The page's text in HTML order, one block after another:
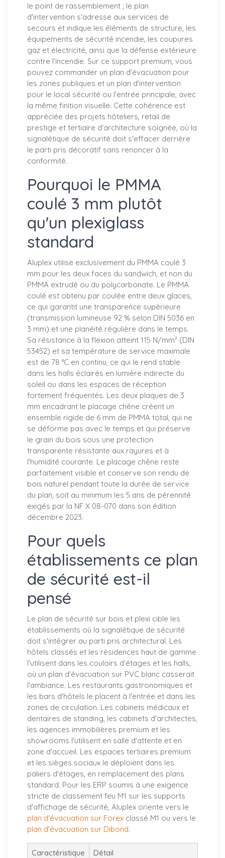
le point de rassemblement ; le plan
d'intervention s'adresse aux services de
secours et indique les éléments de structure, les
équipements de sécurité incendie, les coupures
gaz et électricité, ainsi que la défense extérieure
contre l'incendie. Sur ce support premium, vous
pouvez commander un plan d'évacuation pour
les zones publiques et un plan d'intervention
pour le local sécurité ou l'entrée principale, avec
la même finition visuelle. Cette cohérence est
appréciée des projets hôteliers, retail de
prestige et tertiaire d'architecture soignée, où la
signalétique de sécurité doit s'effacer derrière
le parti pris décoratif sans renoncer à la
conformité.
Pourquoi le PMMA
coulé 3 mm plutôt
qu'un plexiglass
standard
Aluplex utilise exclusivement du PMMA coulé 3
mm pour les deux faces du sandwich, et non du
PMMA extrudé ou du polycarbonate. Le PMMA
coulé est obtenu par coulée entre deux glaces,
ce qui garantit une transparence supérieure
(transmission lumineuse 92 % selon DIN 5036 en
3 mm) et une planéité régulière dans le temps.
Sa résistance à la flexion atteint 115 N/mm² (DIN
53452) et sa température de service maximale
est de 78 °C en continu, ce qui le rend stable
dans les halls éclairés en lumière indirecte du
soleil ou dans les espaces de réception
fortement fréquentés. Les deux plaques de 3
mm encadrant le placage chêne créent un
ensemble rigide de 6 mm de PMMA total, qui ne
se déforme pas avec le temps et qui préserve
le grain du bois sous une protection
transparente résistante aux rayures et à
l'humidité courante. Le placage chêne reste
parfaitement visible et conserve son rendu de
bois naturel pendant toute la durée de service
du plan, soit au minimum les 5 ans de pérennité
exigés par la NF X 08-070 dans son édition
décembre 2023.
Pour quels
établissements ce plan
de sécurité est-il
pensé
Le plan de sécurité sur bois et plexi cible les
établissements où la signalétique de sécurité
doit s'intégrer au parti pris architectural. Les
hôtels classés et les résidences haut de gamme
l'utilisent dans les couloirs d'étages et les halls,
où un plan d'évacuation sur PVC blanc casserait
l'ambiance. Les restaurants gastronomiques et
les bars d'hôtels le placent à l'entrée et dans les
zones de circulation. Les cabinets médicaux et
dentaires de standing, les cabinets d'architectes,
les agences immobilières premium et les
showrooms l'utilisent en salle d'attente et en
zone d'accueil. Les espaces tertiaires premium
et les sièges sociaux le déploient dans les
paliers d'étages, en remplacement des plans
standard. Pour les ERP soumis à une exigence
stricte de classement feu M1 sur les supports
d'affichage de sécurité, Aluplex oriente vers le
plan d'évacuation sur Forex classé M1 ou vers le
plan d'évacuation sur Dibond.
Caractéristique Détail